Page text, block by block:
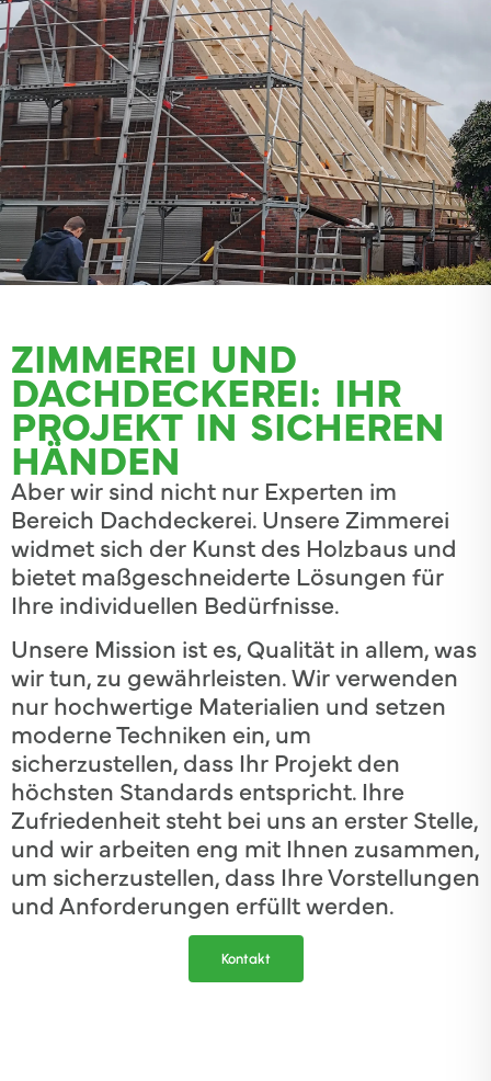
ZIMMEREI UND
DACHDECKEREI: IHR
PROJEKT IN SICHEREN
HÄNDEN
Aber wir sind nicht nur Experten im
Bereich Dachdeckerei. Unsere Zimmerei
widmet sich der Kunst des Holzbaus und
bietet maßgeschneiderte Lösungen für
Ihre individuellen Bedürfnisse.
Unsere Mission ist es, Qualität in allem, was
wir tun, zu gewährleisten. Wir verwenden
nur hochwertige Materialien und setzen
moderne Techniken ein, um
sicherzustellen, dass Ihr Projekt den
höchsten Standards entspricht. Ihre
Zufriedenheit steht bei uns an erster Stelle,
und wir arbeiten eng mit Ihnen zusammen,
um sicherzustellen, dass Ihre Vorstellungen
und Anforderungen erfüllt werden.
Kontakt